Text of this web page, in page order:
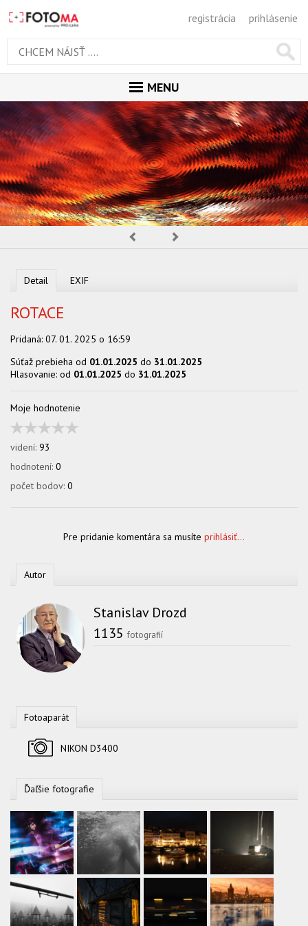
registrácia prihlásenie
MENU
ÚVOD
MAGAZÍN
GALÉRIA
PORADŇA
SÚŤAŽE
Detail EXIF
ROTACE
Pridaná: 07. 01. 2025 o 16:59
Súťaž prebieha od 01.01.2025 do 31.01.2025
Hlasovanie: od 01.01.2025 do 31.01.2025
Moje hodnotenie
videní: 93
hodnotení: 0
počet bodov: 0
Pre pridanie komentára sa musíte prihlásiť...
Autor
Stanislav Drozd
1135 fotografií
Fotoaparát
NIKON D3400
Ďaľšie fotografie